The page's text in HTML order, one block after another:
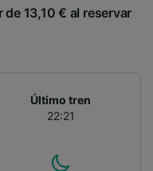
13,10 € al reservar
Último tren
22:21